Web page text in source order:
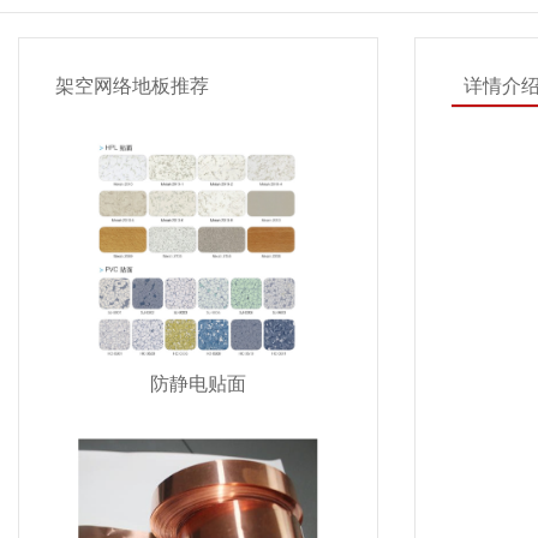
架空网络地板推荐
防静电贴面
详情介